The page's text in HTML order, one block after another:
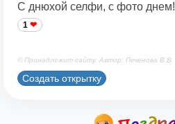
С днюхой селфи, с фото днем!
1
© Принадлежит сайту. Автор: Печенова В.В.
Создать открытку